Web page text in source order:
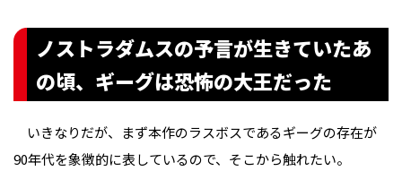
ノストラダムスの予言が生きていたあ
の頃、ギーグは恐怖の大王だった
いきなりだが、まず本作のラスボスであるギーグの存在が
90年代を象徴的に表しているので、そこから触れたい。